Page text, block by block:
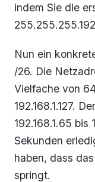
indem Sie die
Nun ein
/26. Die
Vielfache von
192.168.1.127.
192.168.1.65 bis
Sekunden
haben, dass
springt.